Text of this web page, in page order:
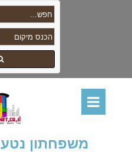
משפחתון נטע